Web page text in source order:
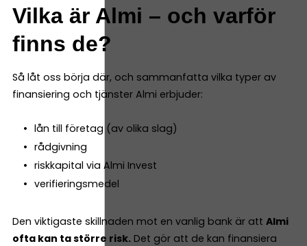
Vilka är Almi – och varför
finns de?
Så låt oss börja där, och sammanfatta vilka typer av
finansiering och tjänster Almi erbjuder:
lån till företag (av olika slag)
rådgivning
riskkapital via Almi Invest
verifieringsmedel
Den viktigaste skillnaden mot en vanlig bank är att Almi
ofta kan ta större risk. Det gör att de kan finansiera